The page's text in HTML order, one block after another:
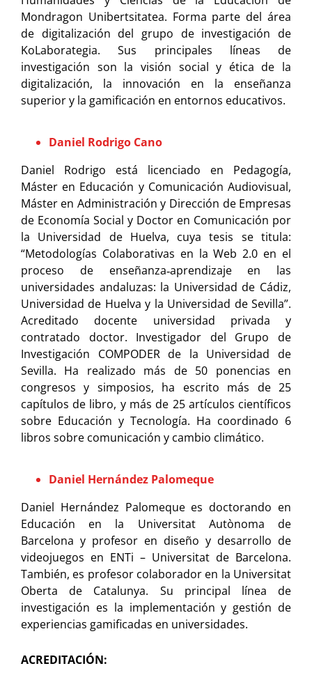
Mondragon Unibertsitatea. Forma parte del área
de digitalización del grupo de investigación de
KoLaborategia. Sus principales líneas de
investigación son la visión social y ética de la
digitalización, la innovación en la enseñanza
superior y la gamificación en entornos educativos.
Daniel Rodrigo Cano
Daniel Rodrigo está licenciado en Pedagogía,
Máster en Educación y Comunicación Audiovisual,
Máster en Administración y Dirección de Empresas
de Economía Social y Doctor en Comunicación por
la Universidad de Huelva, cuya tesis se titula:
“Metodologías Colaborativas en la Web 2.0 en el
proceso de enseñanza‐aprendizaje en las
universidades andaluzas: la Universidad de Cádiz,
Universidad de Huelva y la Universidad de Sevilla”.
Acreditado docente universidad privada y
contratado doctor. Investigador del Grupo de
Investigación COMPODER de la Universidad de
Sevilla. Ha realizado más de 50 ponencias en
congresos y simposios, ha escrito más de 25
capítulos de libro, y más de 25 artículos científicos
sobre Educación y Tecnología. Ha coordinado 6
libros sobre comunicación y cambio climático.
Daniel Hernández Palomeque
Daniel Hernández Palomeque es doctorando en
Educación en la Universitat Autònoma de
Barcelona y profesor en diseño y desarrollo de
videojuegos en ENTi – Universitat de Barcelona.
También, es profesor colaborador en la Universitat
Oberta de Catalunya. Su principal línea de
investigación es la implementación y gestión de
experiencias gamificadas en universidades.
ACREDITACIÓN: